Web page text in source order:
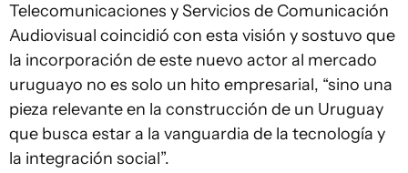
Telecomunicaciones y Servicios de Comunicación
Audiovisual coincidió con esta visión y sostuvo que
la incorporación de este nuevo actor al mercado
uruguayo no es solo un hito empresarial, “sino una
pieza relevante en la construcción de un Uruguay
que busca estar a la vanguardia de la tecnología y
la integración social”.